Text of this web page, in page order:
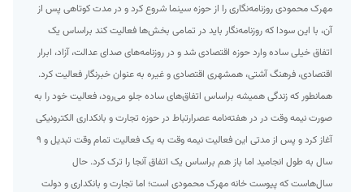
مهرک محمودی روزنامه‌نگاری را از حوزه سینما شروع کرد و در مدت کوتاهی پس از
آن، با این سودا که روزنامه‌نگار باید در تمامی بخش‌ها فعالیت کند براساس یک
اتفاق خیلی ساده وارد حوزه اقتصادی شد و در روزنامه‌های صدای عدالت، آزاد، ابرار
اقتصادی، فرهنگ آشتی، همشهری اقتصادی و غیره به عنوان خبرنگار فعالیت کرد.
همانطور که زندگی همیشه براساس اتفاق‌های ساده جلو می‌رود، فعالیت خود را به
صورت نیمه وقت در در هفته‌نامه عصرارتباط در حوزه تجارت و بانکداری الکترونیکی
آغاز کرد و پس از مدتی این فعالیت نیمه وقت به یک فعالیت تمام وقت تبدیل و ۹
سال به طول انجامید اما باز هم براساس یک اتفاق آنجا را ترک کرد. حال
سال‌هاست که پیوست خانه مهرک محمودی است؛ اما تجارت و بانکداری و دولت